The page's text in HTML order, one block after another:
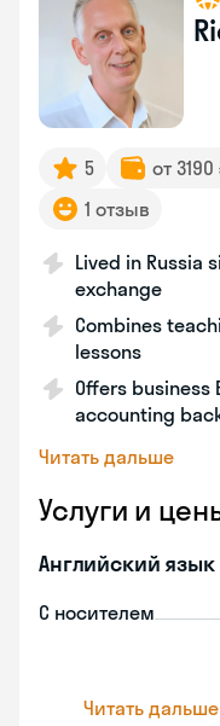
5 от
1 отзыв
Lived in Russia
exchange
Combines
lessons
Offers business
accounting
Читать дальше
Услуги и
Английский язык
С носителем
Читать дальше